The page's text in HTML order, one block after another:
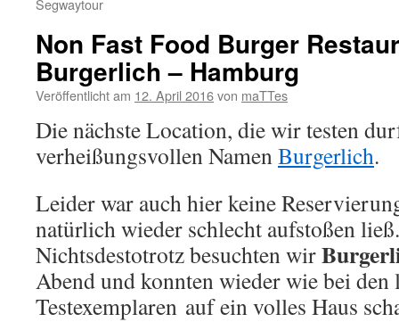
Segwaytour
Non Fast Food Burger
Burgerlich – Hamburg
Veröffentlicht am 12. April 2016von maTTes
Die nächste Location, die wir testen
verheißungsvollen NamenBurgerlich.
Leider war auch hier keine
natürlich wieder schlecht aufstoßen ließ.
Nichtsdestotrotz besuchten wir
Abend und konnten wieder wie bei den
Testexemplaren auf ein volles Haus